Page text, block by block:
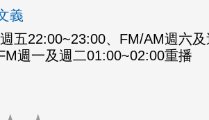
義
五22:00~23:00、FM/AM週六及
週一及週二01:00~02:00重播